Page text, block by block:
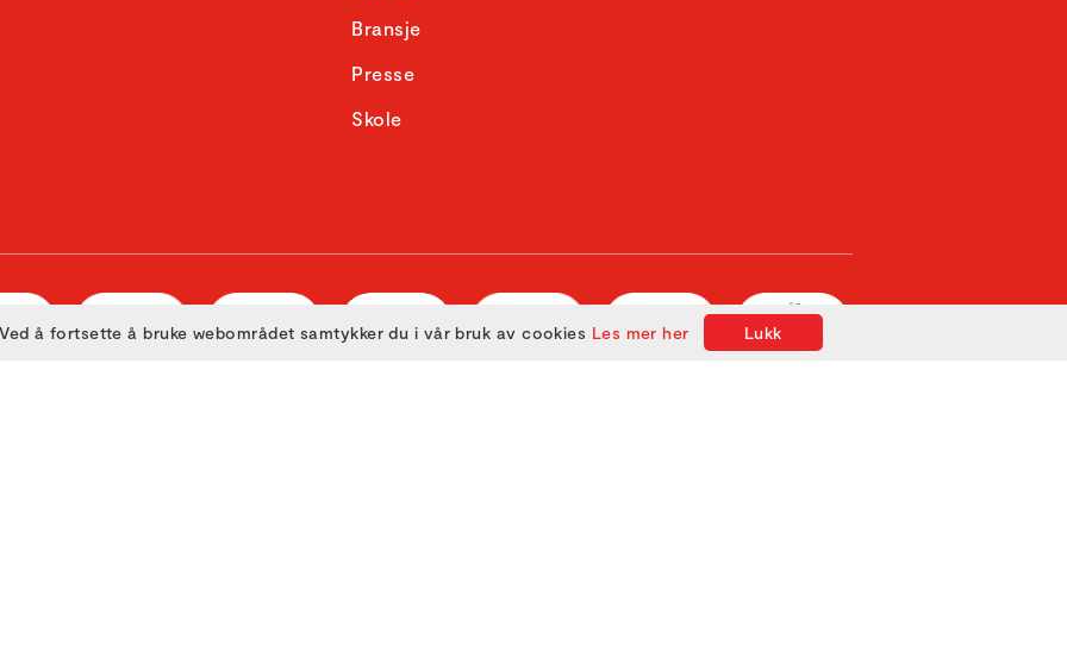
Bransje
Presse
Skole
Lukk
å fortsette å bruke webområdet samtykker du i vår bruk av cookies Les mer her